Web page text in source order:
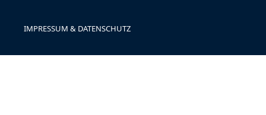
IMPRESSUM & DATENSCHUTZ